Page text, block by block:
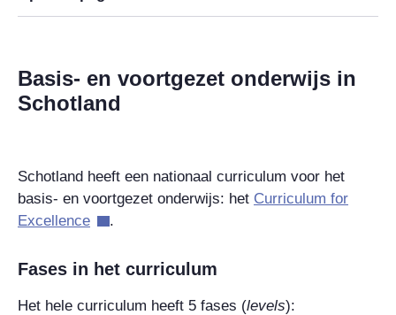
Basis- en voortgezet onderwijs in
Schotland
Schotland heeft een nationaal curriculum voor het
basis- en voortgezet onderwijs: het Curriculum for
Excellence
.
Fases in het curriculum
Het hele curriculum heeft 5 fases (levels):